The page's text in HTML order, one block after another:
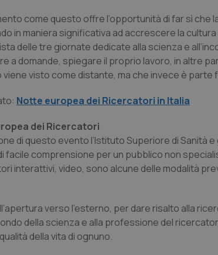
come questo offre l’opportunità di far sì che
in maniera significativa ad accrescere la
delle tre giornate dedicate alla scienza e
a domande, spiegare il proprio lavoro, in altre
visto come distante, ma che invece è
Notte europea dei Ricercatori in Italia
dei Ricercatori
di questo evento l’Istituto Superiore di Sanità
facile comprensione per un pubblico non
interattivi, video, sono alcune delle modalità
verso l’esterno, per dare risalto alla
della scienza e alla professione del
della vita di ognuno.